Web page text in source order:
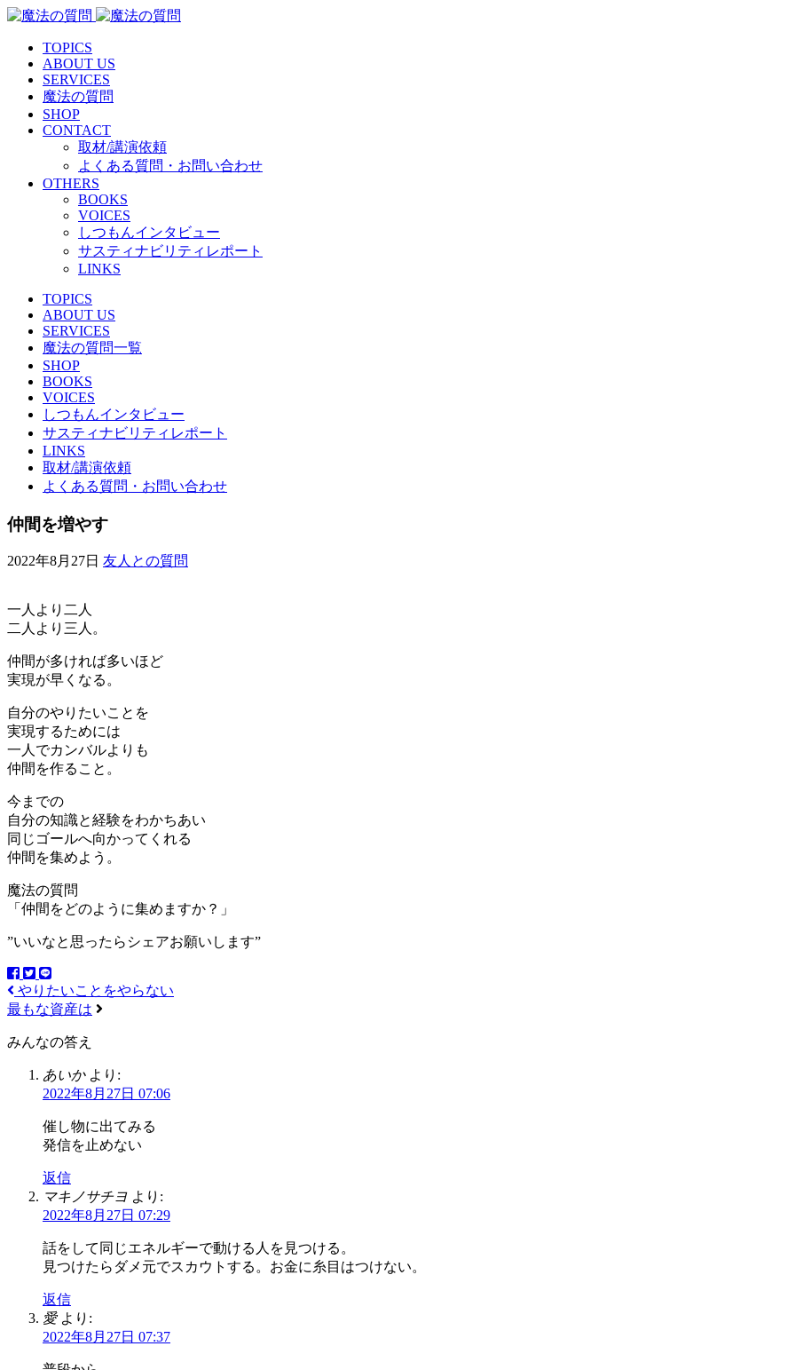
TOPICS
ABOUT US
SERVICES
魔法の質問
SHOP
CONTACT
取材/講演依頼
よくある質問・お問い合わせ
OTHERS
BOOKS
VOICES
しつもんインタビュー
サスティナビリティレポート
LINKS
TOPICS
ABOUT US
SERVICES
魔法の質問一覧
SHOP
BOOKS
VOICES
しつもんインタビュー
サスティナビリティレポート
LINKS
取材/講演依頼
よくある質問・お問い合わせ
仲間を増やす
2022年8月27日 友人との質問
一人より二人
二人より三人。
仲間が多ければ多いほど
実現が早くなる。
自分のやりたいことを
実現するためには
一人でカンバルよりも
仲間を作ること。
今までの
自分の知識と経験をわかちあい
同じゴールへ向かってくれる
仲間を集めよう。
魔法の質問
「仲間をどのように集めますか？」
”いいなと思ったらシェアお願いします”
やりたいことをやらない
最もな資産は
みんなの答え
あいか より:
2022年8月27日 07:06
催し物に出てみる
発信を止めない
返信
マキノサチヨ より:
2022年8月27日 07:29
話をして同じエネルギーで動ける人を見つける。
見つけたらダメ元でスカウトする。お金に糸目はつけない。
返信
愛 より:
2022年8月27日 07:37